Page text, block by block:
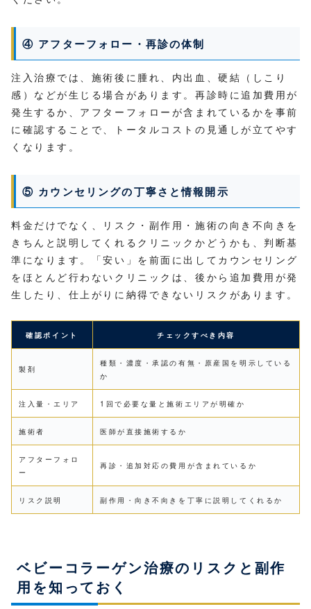
④ アフターフォロー・再診の体制
注入治療では、施術後に腫れ、内出血、硬結（しこり
感）などが生じる場合があります。再診時に追加費用が
発生するか、アフターフォローが含まれているかを事前
に確認することで、トータルコストの見通しが立てやす
くなります。
⑤ カウンセリングの丁寧さと情報開示
料金だけでなく、リスク・副作用・施術の向き不向きを
きちんと説明してくれるクリニックかどうかも、判断基
準になります。「安い」を前面に出してカウンセリング
をほとんど行わないクリニックは、後から追加費用が発
生したり、仕上がりに納得できないリスクがあります。
確認ポイント チェックすべき内容
製剤
種類・濃度・承認の有無・原産国を明示している
か
注入量・エリア 1回で必要な量と施術エリアが明確か
施術者 医師が直接施術するか
アフターフォロ
ー
再診・追加対応の費用が含まれているか
リスク説明 副作用・向き不向きを丁寧に説明してくれるか
ベビーコラーゲン治療のリスクと副作
用を知っておく